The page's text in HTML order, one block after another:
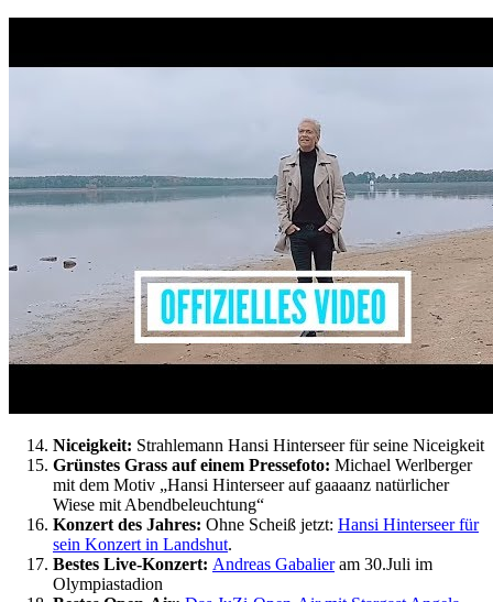
Niceigkeit: Strahlemann Hansi Hinterseer für seine Niceigkeit
Grünstes Grass auf einem Pressefoto: Michael Werlberger
mit dem Motiv „Hansi Hinterseer auf gaaaanz natürlicher
Wiese mit Abendbeleuchtung“
Konzert des Jahres: Ohne Scheiß jetzt: Hansi Hinterseer für
sein Konzert in Landshut.
Bestes Live-Konzert: Andreas Gabalieram 30.Juli im
Olympiastadion